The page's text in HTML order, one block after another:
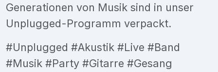
Generationen von Musik sind in unser
Unplugged-Programm verpackt.
#Unplugged #Akustik #Live #Band
#Musik #Party #Gitarre #Gesang